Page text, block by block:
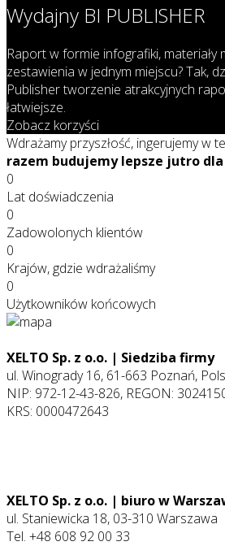
Wydajny BI PUBLISHER
Raport w formie infografiki, materiały
zestawienia w jednym miejscu? Tak,
Publisher tworzenie atrakcyjnych
łatwiejsze.
Zobacz korzyści
Wdrażamy przyszłość, ingerujemy w
razem budujemy lepsze jutro
0
Lat doświadczenia
0
Zadowolonych klientów
0
Krajów, gdzie wdrażaliśmy
0
Użytkowników końcowych
XELTO Sp. z o.o. | Siedziba firmy
ul. Winogrady 16, 61-663 Poznań,
NIP: 972-12-43-826, REGON:
KRS: 0000472643
XELTO Sp. z o.o. | biuro w
ul. Staniewicka 18, 03-310 Warszawa
Tel. +48 608 92 00 33